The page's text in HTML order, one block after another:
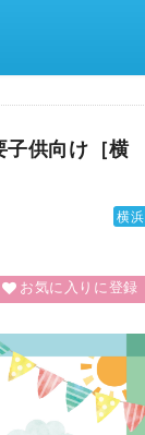
子供向け［横
横浜
お気に入りに登録